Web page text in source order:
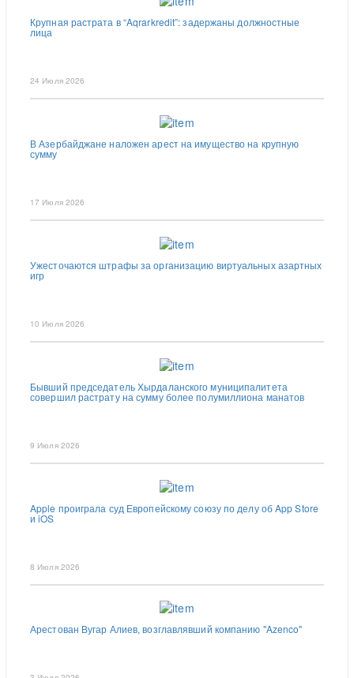
Крупная растрата в “Aqrarkredit”: задержаны должностные
лица
24 Июля 2026
В Азербайджане наложен арест на имущество на крупную
сумму
17 Июля 2026
Ужесточаются штрафы за организацию виртуальных азартных
игр
10 Июля 2026
Бывший председатель Хырдаланского муниципалитета
совершил растрату на сумму более полумиллиона манатов
9 Июля 2026
Apple проиграла суд Европейскому союзу по делу об App Store
и iOS
8 Июля 2026
Арестован Вугар Алиев, возглавлявший компанию "Azenco"